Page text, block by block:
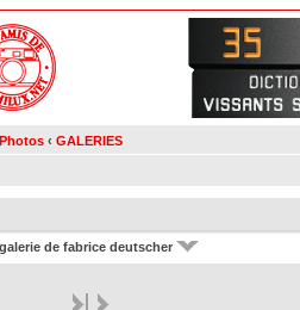
Photos ‹ GALERIES
de fabrice deutscher